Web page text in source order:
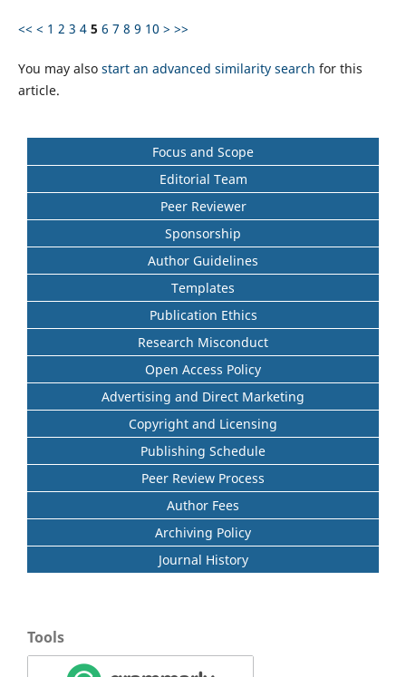
<< < 1 2 3 4 5 6 7 8 9 10 > >>
You may also start an advanced similarity search for this
article.
Focus and Scope
Editorial Team
Peer Reviewer
Sponsorship
Author Guidelines
Templates
Publication Ethics
Research Misconduct
Open Access Policy
Advertising and Direct Marketing
Copyright and Licensing
Publishing Schedule
Peer Review Process
Author Fees
Archiving Policy
Journal History
Tools